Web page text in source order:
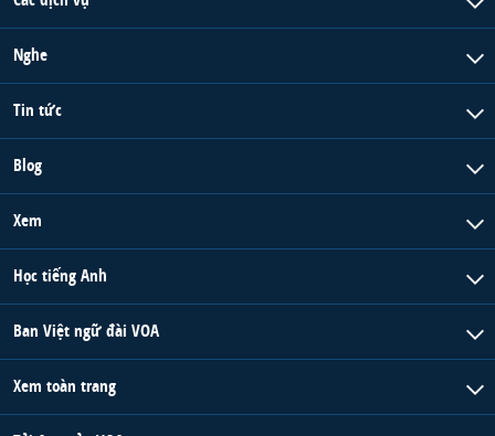
Nghe
Tin tức
Blog
Xem
Học tiếng Anh
Ban Việt ngữ đài VOA
Xem toàn trang